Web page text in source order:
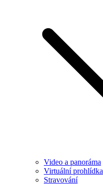
Video a panoráma
Virtuální prohlídka
Stravování